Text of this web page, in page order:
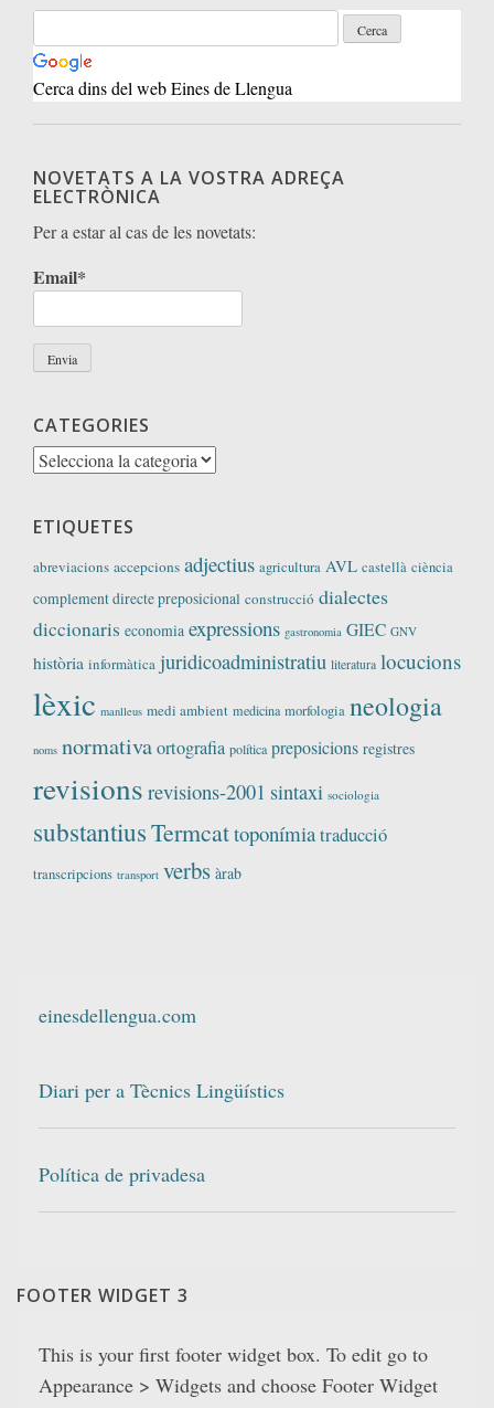
Cerca dins del web Eines de Llengua
NOVETATS A LA VOSTRA ADREÇA
ELECTRÒNICA
Per a estar al cas de les novetats:
Email*
CATEGORIES
Categories
ETIQUETES
abreviacions accepcions adjectius agricultura AVL castellà ciència
complement directe preposicional construcció dialectes
diccionaris economia expressions gastronomia GIEC GNV
història informàtica juridicoadministratiu literatura locucions
lèxic manlleus medi ambient medicina morfologia neologia
noms normativaortografia política preposicions registres
revisions revisions-2001 sintaxi sociologia
substantiusTermcattoponímiatraducció
transcripcions transport verbs àrab
einesdellengua.com
Diari per a Tècnics Lingüístics
Política de privadesa
FOOTER WIDGET 3
This is your first footer widget box. To edit go to
Appearance > Widgets and choose Footer Widget